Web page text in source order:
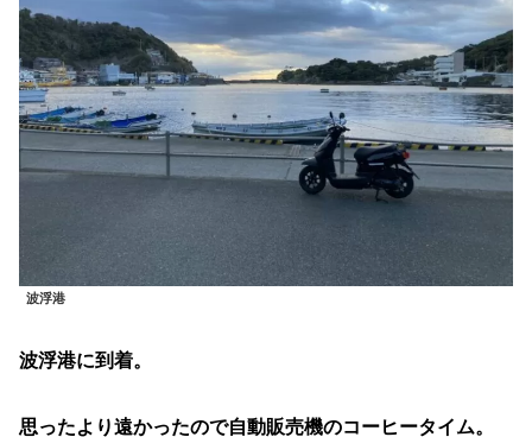
波浮港
波浮港に到着。
思ったより遠かったので自動販売機のコーヒータイム。